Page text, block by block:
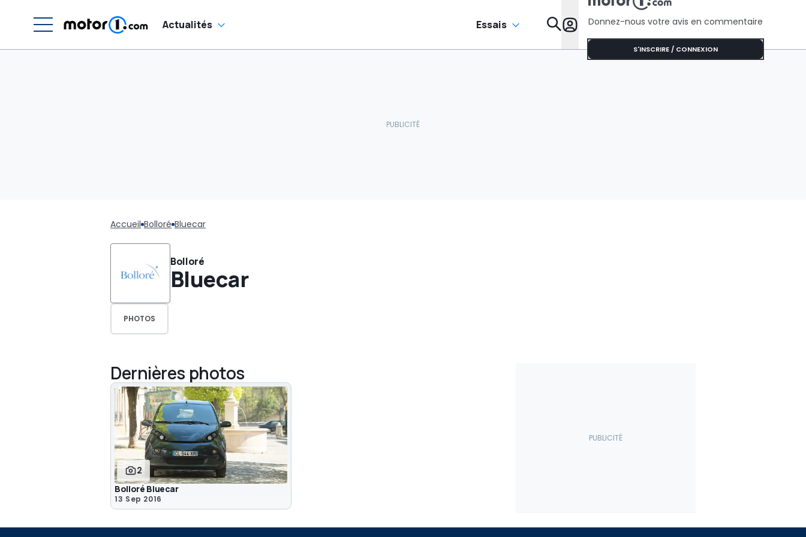
Actualités Essais Donnez-nous votre avis en commentaire
S'INSCRIRE / CONNEXION
Accueil Bolloré Bluecar
Bolloré
Bluecar
PHOTOS
Dernières photos
2
Bolloré Bluecar
13 Sep 2016